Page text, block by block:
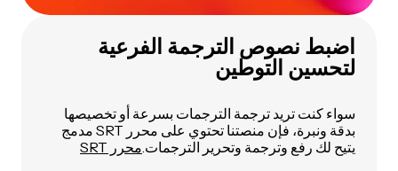
اضبط نصوص الترجمة الفرعية
لتحسين التوطين
سواء كنت تريد ترجمة الترجمات بسرعة أو تخصيصها
بدقة ونبرة، فإن منصتنا تحتوي على محرر SRT مدمج
يتيح لك رفع وترجمة وتحرير الترجمات.محرر SRT